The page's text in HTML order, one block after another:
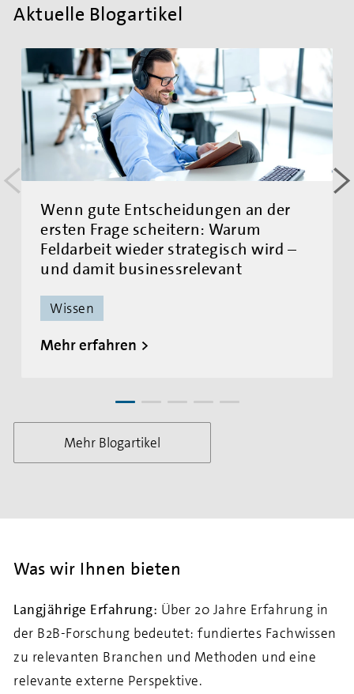
Aktuelle Blogartikel
Wenn gute Entscheidungen an der
ersten Frage scheitern: Warum
Feldarbeit wieder strategisch wird –
und damit businessrelevant
Wissen
Mehr erfahren
< >
Mehr Blogartikel
Was wir Ihnen bieten
Langjährige Erfahrung: Über 20 Jahre Erfahrung in
der B2B-Forschung bedeutet: fundiertes Fachwissen
zu relevanten Branchen und Methoden und eine
relevante externe Perspektive.